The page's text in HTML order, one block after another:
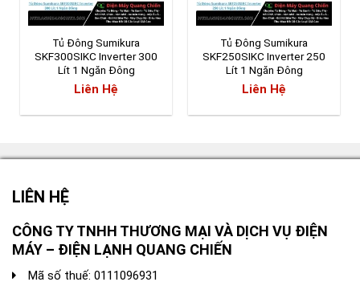
Tủ Đông Sumikura
SKF300SIKC Inverter 300
Lít 1 Ngăn Đông
Liên Hệ
Tủ Đông Sumikura
SKF250SIKC Inverter 250
Lít 1 Ngăn Đông
Liên Hệ
LIÊN HỆ
CÔNG TY TNHH THƯƠNG MẠI VÀ DỊCH VỤ ĐIỆN
MÁY – ĐIỆN LẠNH QUANG CHIẾN
Mã số thuế: 0111096931